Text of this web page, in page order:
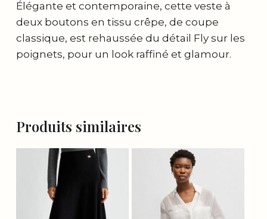
Élégante et contemporaine, cette veste à
deux boutons en tissu crêpe, de coupe
classique, est rehaussée du détail Fly sur les
poignets, pour un look raffiné et glamour.
Produits similaires